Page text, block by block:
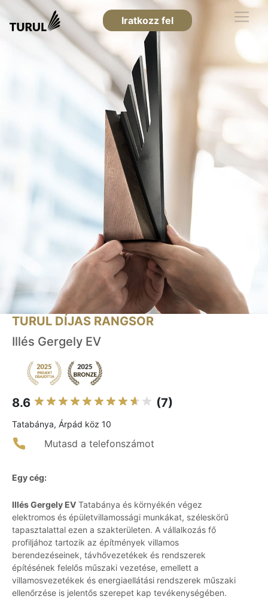
Iratkozz fel
TURUL DÍJAS RANGSOR
Illés Gergely EV
8.6 (7)
Tatabánya, Árpád köz 10
Mutasd a telefonszámot
Egy cég:
Illés Gergely EV Tatabánya és környékén végez
elektromos és épületvillamossági munkákat, széleskörű
tapasztalattal ezen a szakterületen. A vállalkozás fő
profiljához tartozik az építmények villamos
berendezéseinek, távhővezetékek és rendszerek
építésének felelős műszaki vezetése, emellett a
villamosvezetékek és energiaellátási rendszerek műszaki
ellenőrzése is jelentős szerepet kap tevékenységében.